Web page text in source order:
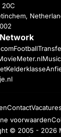
20C
Kelderklasse
Contact
voorwaarden
© 2005 - 2026